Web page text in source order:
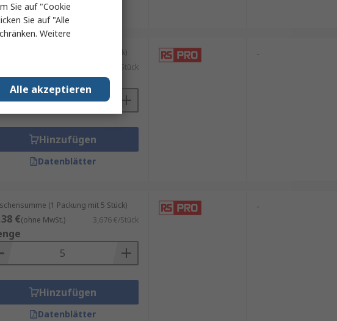
Datenblätter
(1 Packung mit 5 Stück)
3,632 €/Stück
Hinzufügen
Datenblätter
-
(1 Packung mit 5 Stück)
€(ohne MwSt.) 3,676 €/Stück
Hinzufügen
Datenblätter
-
Sie auf "Cookie
Sie auf "Alle
Weitere
Alle akzeptieren